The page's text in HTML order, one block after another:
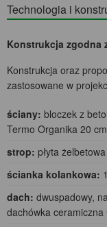
Technologia i
Konstrukcja zgodna
Konstrukcja oraz
zastosowane w
ściany: bloczek z
Termo Organika 20
strop: płyta żelbetowa
ścianka kolankowa:
dach: dwuspadowy,
dachówka ceramiczna